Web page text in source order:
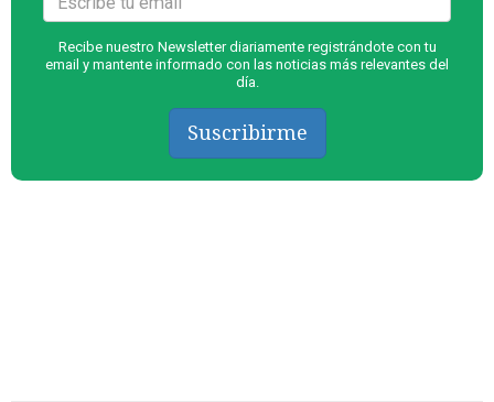
Recibe nuestro Newsletter diariamente registrándote con tu
email y mantente informado con las noticias más relevantes del
día.
Suscribirme